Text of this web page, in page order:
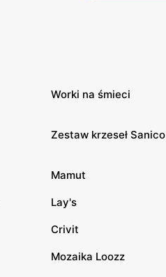
Worki na śmieci
Zestaw krzeseł Sanico
Mamut
Lay's
Crivit
Mozaika Loozz